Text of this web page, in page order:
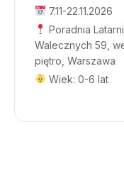
7.11-22.11.2026
Poradnia
Walecznych 59,
piętro, Warszawa
Wiek: 0-6 lat